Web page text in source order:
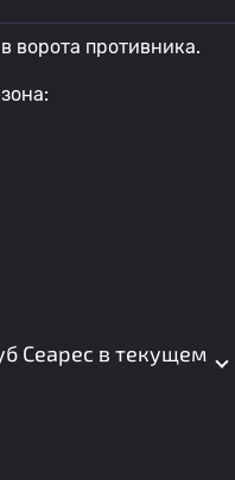
ворота противника.
Сеарес в текущем